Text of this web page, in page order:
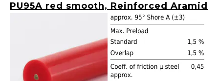
PU95A red smooth, Reinforced Aramid